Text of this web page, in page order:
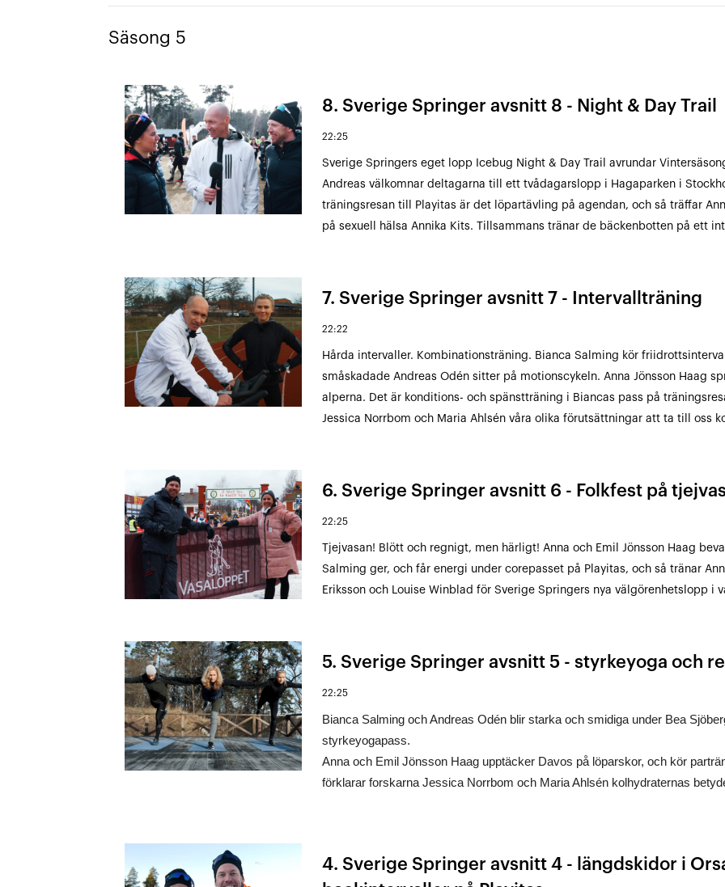
Säsong 5
8. Sverige Springer avsnitt 8 - Night & Day Trail
22:25
Sverige Springers eget lopp Icebug Night & Day Trail avrundar
Andreas välkomnar deltagarna till ett tvådagarslopp i Hagaparken i
träningsresan till Playitas är det löpartävling på agendan, och så träffar
på sexuell hälsa Annika Kits. Tillsammans tränar de bäckenbotten på ett
7. Sverige Springer avsnitt 7 - Intervallträning
22:22
Hårda intervaller. Kombinationsträning. Bianca Salming kör
småskadade Andreas Odén sitter på motionscykeln. Anna Jönsson Haag
alperna. Det är konditions- och spänstträning i Biancas pass på
Jessica Norrbom och Maria Ahlsén våra olika förutsättningar att ta till oss
6. Sverige Springer avsnitt 6 - Folkfest på
22:25
Tjejvasan! Blött och regnigt, men härligt! Anna och Emil Jönsson Haag
Salming ger, och får energi under corepasset på Playitas, och så tränar
Eriksson och Louise Winblad för Sverige Springers nya välgörenhetslopp i
5. Sverige Springer avsnitt 5 - styrkeyoga och
22:25
Bianca Salming och Andreas Odén blir starka och smidiga under Bea
styrkeyogapass.
Anna och Emil Jönsson Haag upptäcker Davos på löparskor, och kör
förklarar forskarna Jessica Norrbom och Maria Ahlsén kolhydraternas
4. Sverige Springer avsnitt 4 - längdskidor i